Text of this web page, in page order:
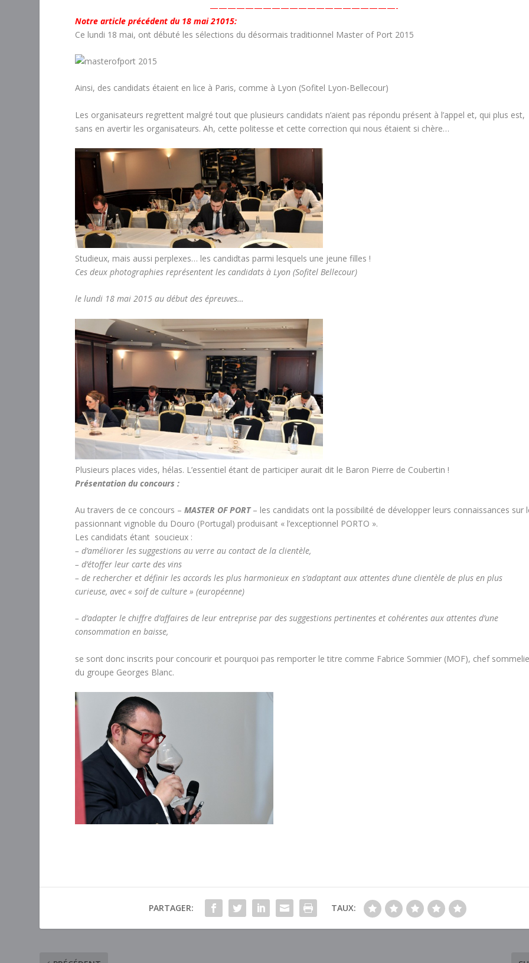
—————————————————————-
Notre article précédent du 18 mai 21015:
Ce lundi 18 mai, ont débuté les sélections du désormais traditionnel Master of Port 2015
Ainsi, des candidats étaient en lice à Paris, comme à Lyon (Sofitel Lyon-Bellecour)
Les organisateurs regrettent malgré tout que plusieurs candidats n’aient pas répondu présent à l’appel et, qui plus est,
sans en avertir les organisateurs. Ah, cette politesse et cette correction qui nous étaient si chère…
Studieux, mais aussi perplexes… les candidtas parmi lesquels une jeune filles !
Ces deux photographies représentent les candidats à Lyon (Sofitel Bellecour)
le lundi 18 mai 2015 au début des épreuves…
Plusieurs places vides, hélas. L’essentiel étant de participer aurait dit le Baron Pierre de Coubertin !
Présentation du concours :
Au travers de ce concours –MASTER OF PORT– les candidats ont la possibilité de développer leurs connaissances sur
passionnant vignoble du Douro (Portugal) produisant « l’exceptionnel PORTO ».
Les candidats étant soucieux :
– d’améliorer les suggestions au verre au contact de la clientèle,
– d’étoffer leur carte des vins
– de rechercher et définir les accords les plus harmonieux en s’adaptant aux attentes d’une clientèle de plus en plus
curieuse, avec « soif de culture » (européenne)
– d’adapter le chiffre d’affaires de leur entreprise par des suggestions pertinentes et cohérentes aux attentes d’une
consommation en baisse,
se sont donc inscrits pour concourir et pourquoi pas remporter le titre comme Fabrice Sommier (MOF), chef
du groupe Georges Blanc.
PARTAGER: TAUX: